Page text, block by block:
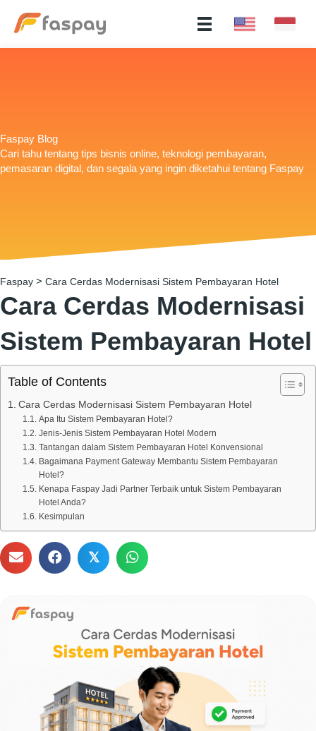
Faspay Blog
Cari tahu tentang tips bisnis online, teknologi pembayaran,
pemasaran digital, dan segala yang ingin diketahui tentang Faspay
Faspay > Cara Cerdas Modernisasi Sistem Pembayaran Hotel
Cara Cerdas Modernisasi
Sistem Pembayaran Hotel
Table of Contents
Cara Cerdas Modernisasi Sistem Pembayaran Hotel
Apa Itu Sistem Pembayaran Hotel?
Jenis-Jenis Sistem Pembayaran Hotel Modern
Tantangan dalam Sistem Pembayaran Hotel Konvensional
Bagaimana Payment Gateway Membantu Sistem Pembayaran
Hotel?
Kenapa Faspay Jadi Partner Terbaik untuk Sistem Pembayaran
Hotel Anda?
Kesimpulan
𝕏